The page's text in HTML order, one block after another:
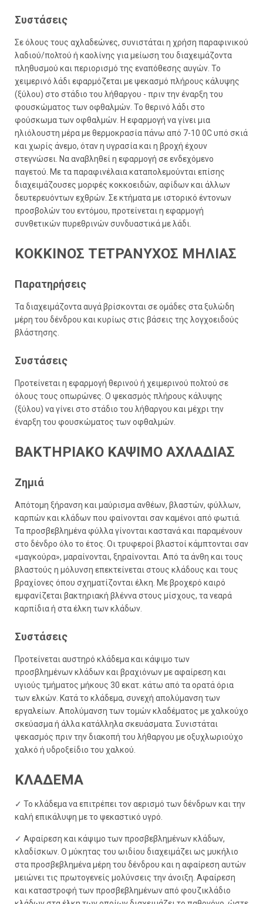
Συστάσεις
Σε όλους τους αχλαδεώνες, συνιστάται η χρήση παραφινικού
λαδιού/πολτού ή καολίνης για μείωση του διαχειμάζοντα
πληθυσμού και περιορισμό της εναπόθεσης αυγών. Το
χειμερινό λάδι εφαρμόζεται με ψεκασμό πλήρους κάλυψης
(ξύλου) στο στάδιο του λήθαργου - πριν την έναρξη του
φουσκώματος των οφθαλμών. Το θερινό λάδι στο
φούσκωμα των οφθαλμών. Η εφαρμογή να γίνει μια
ηλιόλουστη μέρα με θερμοκρασία πάνω από 7-10 0C υπό σκιά
και χωρίς άνεμο, όταν η υγρασία και η βροχή έχουν
στεγνώσει. Να αναβληθεί η εφαρμογή σε ενδεχόμενο
παγετού. Με τα παραφινέλαια καταπολεμούνται επίσης
διαχειμάζουσες μορφές κοκκοειδών, αφίδων και άλλων
δευτερευόντων εχθρών. Σε κτήματα με ιστορικό έντονων
προσβολών του εντόμου, προτείνεται η εφαρμογή
συνθετικών πυρεθρινών συνδυαστικά με λάδι.
ΚΟΚΚΙΝΟΣ ΤΕΤΡΑΝΥΧΟΣ ΜΗΛΙΑΣ
Παρατηρήσεις
Τα διαχειμάζοντα αυγά βρίσκονται σε ομάδες στα ξυλώδη
μέρη του δένδρου και κυρίως στις βάσεις της λογχοειδούς
βλάστησης.
Συστάσεις
Προτείνεται η εφαρμογή θερινού ή χειμερινού πολτού σε
όλους τους οπωρώνες. Ο ψεκασμός πλήρους κάλυψης
(ξύλου) να γίνει στο στάδιο του λήθαργου και μέχρι την
έναρξη του φουσκώματος των οφθαλμών.
ΒΑΚΤΗΡΙΑΚΟ ΚΑΨΙΜΟ ΑΧΛΑΔΙΑΣ
Ζημιά
Απότομη ξήρανση και μαύρισμα ανθέων, βλαστών, φύλλων,
καρπών και κλάδων που φαίνονται σαν καμένοι από φωτιά.
Τα προσβεβλημένα φύλλα γίνονται καστανά και παραμένουν
στο δένδρο όλο το έτος. Οι τρυφεροί βλαστοί κάμπτονται σαν
«μαγκούρα», μαραίνονται, ξηραίνονται. Από τα άνθη και τους
βλαστούς η μόλυνση επεκτείνεται στους κλάδους και τους
βραχίονες όπου σχηματίζονται έλκη. Με βροχερό καιρό
εμφανίζεται βακτηριακή βλέννα στους μίσχους, τα νεαρά
καρπίδια ή στα έλκη των κλάδων.
Συστάσεις
Προτείνεται αυστηρό κλάδεμα και κάψιμο των
προσβλημένων κλάδων και βραχιόνων με αφαίρεση και
υγιούς τμήματος μήκους 30 εκατ. κάτω από τα ορατά όρια
των ελκών. Κατά το κλάδεμα, συνεχή απολύμανση των
εργαλείων. Απολύμανση των τομών κλαδέματος με χαλκούχο
σκεύασμα ή άλλα κατάλληλα σκευάσματα. Συνιστάται
ψεκασμός πριν την διακοπή του λήθαργου με οξυχλωριούχο
χαλκό ή υδροξείδιο του χαλκού.
ΚΛΑΔΕΜΑ
✓ Το κλάδεμα να επιτρέπει τον αερισμό των δένδρων και την
καλή επικάλυψη με το ψεκαστικό υγρό.
✓ Αφαίρεση και κάψιμο των προσβεβλημένων κλάδων,
κλαδίσκων. Ο μύκητας του ωιδίου διαχειμάζει ως μυκήλιο
στα προσβεβλημένα μέρη του δένδρου και η αφαίρεση αυτών
μειώνει τις πρωτογενείς μολύνσεις την άνοιξη. Αφαίρεση
και καταστροφή των προσβεβλημένων από φουζικλάδιο